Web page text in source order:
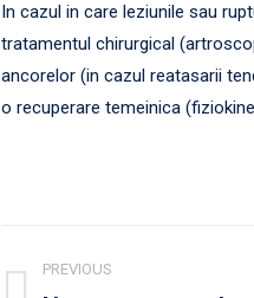
In cazul in care leziunile sau
tratamentul chirurgical
ancorelor (in cazul reatasarii
o recuperare temeinica
Post
PREVIOUS